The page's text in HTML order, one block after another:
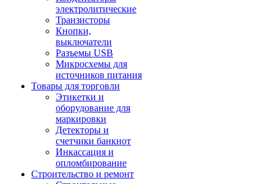
электролитические
Транзисторы
Кнопки,
выключатели
Разъемы USB
Микросхемы для
источников питания
Товары для торговли
Этикетки и
оборудование для
маркировки
Детекторы и
счетчики банкнот
Инкассация и
опломбирование
Строительство и ремонт